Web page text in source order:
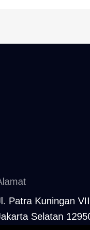
Patra Kuningan
Selatan